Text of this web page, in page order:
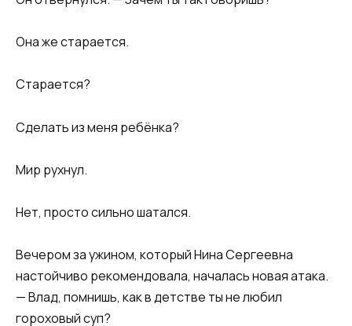
Она же старается.
Старается?
Сделать из меня ребёнка?
Мир рухнул.
Нет, просто сильно шатался.
Вечером за ужином, который Нина Сергеевна
настойчиво рекомендовала, началась новая атака.
— Влад, помнишь, как в детстве ты не любил
гороховый суп?